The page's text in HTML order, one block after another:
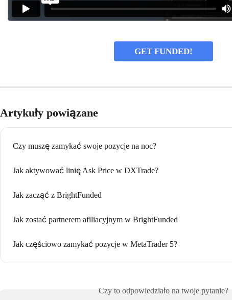
GET FUNDED!
Artykuły powiązane
Czy muszę zamykać swoje pozycje na noc?
Jak aktywować linię Ask Price w DXTrade?
Jak zacząć z BrightFunded
Jak zostać partnerem afiliacyjnym w BrightFunded
Jak częściowo zamykać pozycje w MetaTrader 5?
Czy to odpowiedziało na twoje pytanie?